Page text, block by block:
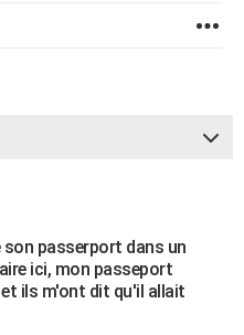
son passerport dans un
ici, mon passeport
ils m'ont dit qu'il allait